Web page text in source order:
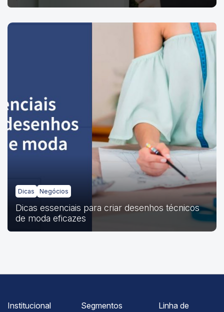
Dicas Negócios
Dicas essenciais para criar desenhos técnicos
de moda eficazes
Institucional Segmentos
Linha de